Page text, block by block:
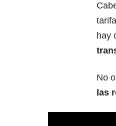
hay
No
las